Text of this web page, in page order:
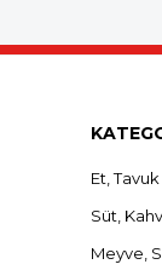
Et, Tavuk
Süt,
Meyve,